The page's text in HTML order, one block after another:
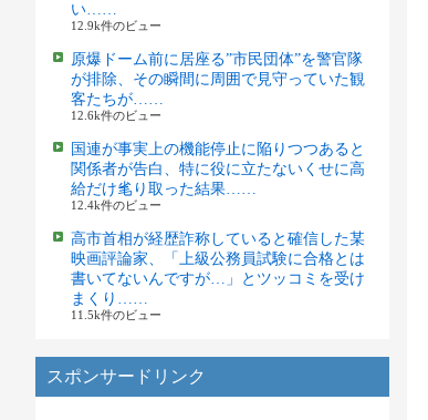
い……
12.9k件のビュー
原爆ドーム前に居座る”市民団体”を警官隊
が排除、その瞬間に周囲で見守っていた観
客たちが……
12.6k件のビュー
国連が事実上の機能停止に陥りつつあると
関係者が告白、特に役に立たないくせに高
給だけ毟り取った結果……
12.4k件のビュー
高市首相が経歴詐称していると確信した某
映画評論家、「上級公務員試験に合格とは
書いてないんですが…」とツッコミを受け
まくり……
11.5k件のビュー
スポンサードリンク